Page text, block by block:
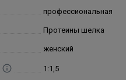
профессиональная
Протеины шелка
женский
1:1,5